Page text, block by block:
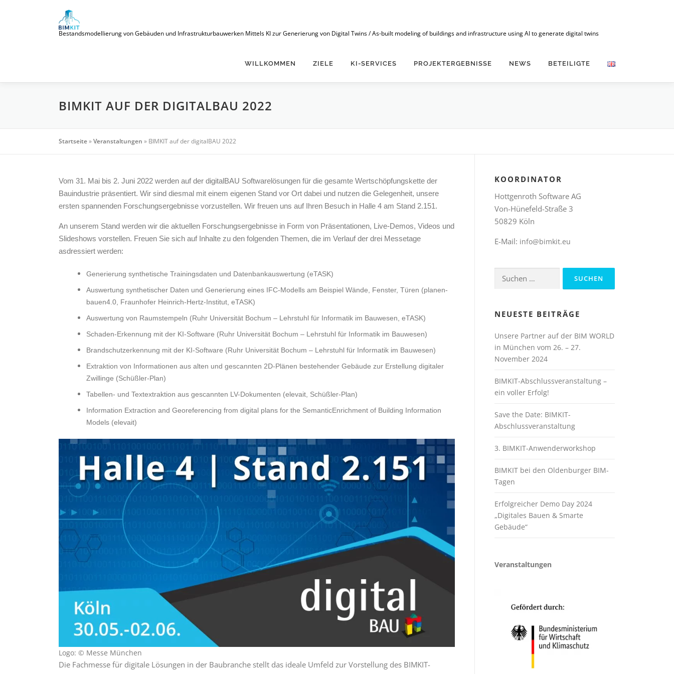
Bestandsmodellierung von Gebäuden und Infrastrukturbauwerken Mittels KI zur Generierung von Digital Twins / As-built modeling of buildings and infrastructure using AI to generate digital twins
WILLKOMMEN ZIELE KI-SERVICES PROJEKTERGEBNISSE NEWS BETEILIGTE
BIMKIT AUF DER DIGITALBAU 2022
Startseite»Veranstaltungen » BIMKIT auf der digitalBAU 2022
Vom 31. Mai bis 2. Juni 2022 werden auf der digitalBAU Softwarelösungen für die gesamte Wertschöpfungskette der
Bauindustrie präsentiert. Wir sind diesmal mit einem eigenen Stand vor Ort dabei und nutzen die Gelegenheit, unsere
ersten spannenden Forschungsergebnisse vorzustellen. Wir freuen uns auf Ihren Besuch in Halle 4 am Stand 2.151.
An unserem Stand werden wir die aktuellen Forschungsergebnisse in Form von Präsentationen, Live-Demos, Videos und
Slideshows vorstellen. Freuen Sie sich auf Inhalte zu den folgenden Themen, die im Verlauf der drei Messetage
asdressiert werden:
Generierung synthetische Trainingsdaten und Datenbankauswertung (eTASK)
Auswertung synthetischer Daten und Generierung eines IFC-Modells am Beispiel Wände, Fenster, Türen (planen-
bauen4.0, Fraunhofer Heinrich-Hertz-Institut, eTASK)
Auswertung von Raumstempeln (Ruhr Universität Bochum – Lehrstuhl für Informatik im Bauwesen, eTASK)
Schaden-Erkennung mit der KI-Software (Ruhr Universität Bochum – Lehrstuhl für Informatik im Bauwesen)
Brandschutzerkennung mit der KI-Software (Ruhr Universität Bochum – Lehrstuhl für Informatik im Bauwesen)
Extraktion von Informationen aus alten und gescannten 2D-Plänen bestehender Gebäude zur Erstellung digitaler
Zwillinge (Schüßler-Plan)
Tabellen- und Textextraktion aus gescannten LV-Dokumenten (elevait, Schüßler-Plan)
Information Extraction and Georeferencing from digital plans for the SemanticEnrichment of Building Information
Models (elevait)
Logo: © Messe München
Die Fachmesse für digitale Lösungen in der Baubranche stellt das ideale Umfeld zur Vorstellung des BIMKIT-
KOORDINATOR
Hottgenroth Software AG
Von-Hünefeld-Straße 3
50829 Köln
E-Mail: info@bimkit.eu
Suchen
nach:
NEUESTE BEITRÄGE
Unsere Partner auf der BIM WORLD
in München vom 26. – 27.
November 2024
BIMKIT-Abschlussveranstaltung –
ein voller Erfolg!
Save the Date: BIMKIT-
Abschlussveranstaltung
3. BIMKIT-Anwenderworkshop
BIMKIT bei den Oldenburger BIM-
Tagen
Erfolgreicher Demo Day 2024
„Digitales Bauen & Smarte
Gebäude“
Veranstaltungen